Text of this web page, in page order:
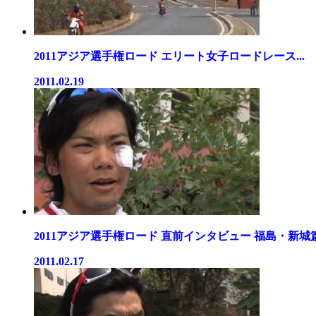
2011アジア選手権ロード エリート女子ロードレース...
2011.02.19
2011アジア選手権ロード 直前インタビュー 福島・新城
2011.02.17